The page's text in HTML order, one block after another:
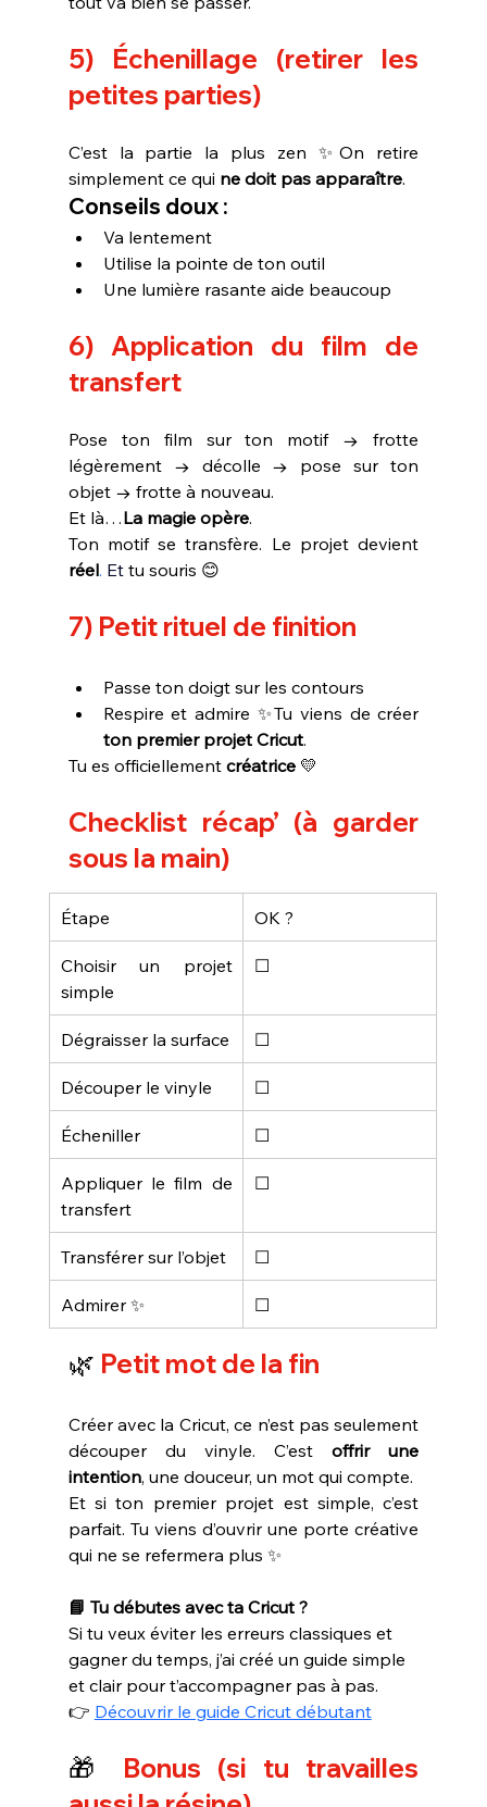
5) Échenillage (retirer les
petites parties)
C’est la partie la plus zen ✨On retire
simplement ce qui ne doit pas apparaître.
Conseils doux :
Va lentement
Utilise la pointe de ton outil
Une lumière rasante aide beaucoup
6) Application du film de
transfert
Pose ton film sur ton motif → frotte
légèrement → décolle → pose sur ton
objet → frotte à nouveau.
Et là…La magie opère.
réel. Et tu souris 😊
7) Petit rituel de finition
Passe ton doigt sur les contours
Respire et admire ✨Tu viens de créer
ton premier projet Cricut.
Tu es officiellement créatrice 💛
Checklist récap’ (à garder
sous la main)
Étape OK ?
Choisir un projet
simple
☐
Dégraisser la surface ☐
Découper le vinyle ☐
Écheniller ☐
Appliquer le film de
transfert
☐
Transférer sur l’objet ☐
Admirer ✨ ☐
🌿 Petit mot de la fin
Créer avec la Cricut, ce n’est pas seulement
découper du vinyle. C’est offrir une
intention, une douceur, un mot qui compte.
Et si ton premier projet est simple, c’est
parfait. Tu viens d’ouvrir une porte créative
qui ne se refermera plus ✨
📘 Tu débutes avec ta Cricut ?
Si tu veux éviter les erreurs classiques et
gagner du temps, j’ai créé un guide simple
et clair pour t’accompagner pas à pas.
👉 Découvrir le guide Cricut débutant
🎁
Bonus (si tu travailles